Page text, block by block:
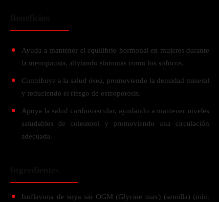
Ayuda a mantener el equilibrio hormonal en mujeres durante
la menopausia, aliviando síntomas como los sofocos.
Contribuye a la salud ósea, promoviendo la densidad mineral
y reduciendo el riesgo de osteoporosis.
Apoya la salud cardiovascular, ayudando a mantener niveles
saludables de colesterol y promoviendo una circulación
adecuada.
Isoflavona de soya sin OGM (Glycine max) (semilla) (mín.